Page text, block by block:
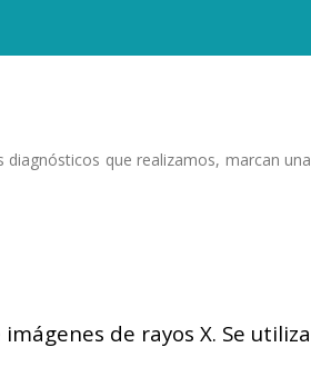
que realizamos, marcan
de rayos X. Se